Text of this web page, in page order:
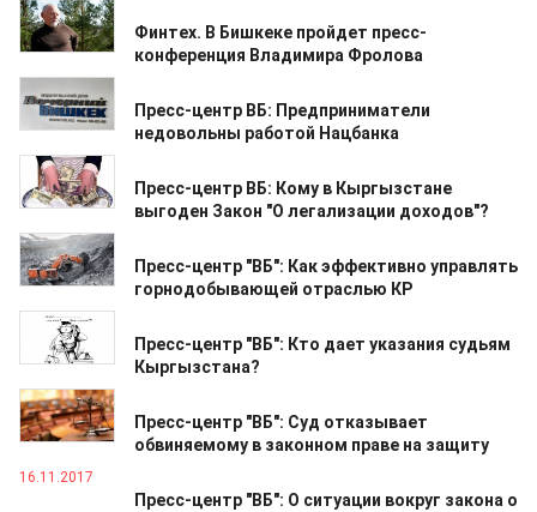
07.10.2021
Финтех. В Бишкеке пройдет пресс-
конференция Владимира Фролова
Пресс-центр ВБ: Предприниматели
недовольны работой Нацбанка
26.05.2020
Пресс-центр ВБ: Кому в Кыргызстане
выгоден Закон "О легализации доходов"?
25.02.2020
Пресс-центр "ВБ": Как эффективно управлять
горнодобывающей отраслью КР
31.01.2019
Пресс-центр "ВБ": Кто дает указания судьям
Кыргызстана?
19.12.2018
Пресс-центр "ВБ": Суд отказывает
обвиняемому в законном праве на защиту
16.11.2017
Пресс-центр "ВБ": О ситуации вокруг закона о